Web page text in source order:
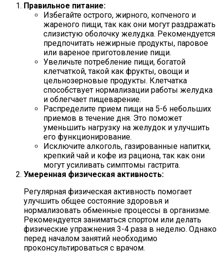
Правильное питание:
Избегайте острого, жирного, копченого и
жареного пищи, так как они могут раздражать
слизистую оболочку желудка. Рекомендуется
предпочитать нежирные продукты, паровое
или вареное приготовление пищи.
Увеличьте потребление пищи, богатой
клетчаткой, такой как фрукты, овощи и
цельнозерновые продукты. Клетчатка
способствует нормализации работы желудка
и облегчает пищеварение.
Распределите прием пищи на 5-6 небольших
приемов в течение дня. Это поможет
уменьшить нагрузку на желудок и улучшить
его функционирование.
Исключите алкоголь, газированные напитки,
крепкий чай и кофе из рациона, так как они
могут усиливать симптомы гастрита.
Умеренная физическая активность:
Регулярная физическая активность помогает
улучшить общее состояние здоровья и
нормализовать обменные процессы в организме.
Рекомендуется заниматься спортом или делать
физические упражнения 3-4 раза в неделю. Однако
перед началом занятий необходимо
проконсультироваться с врачом.